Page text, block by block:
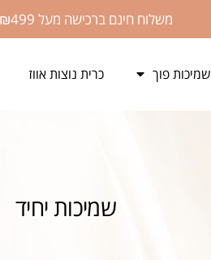
משלוח חינם ברכישה מעל ₪499 *
שמיכות פוך כרית נוצות אווז
שמיכות יחיד